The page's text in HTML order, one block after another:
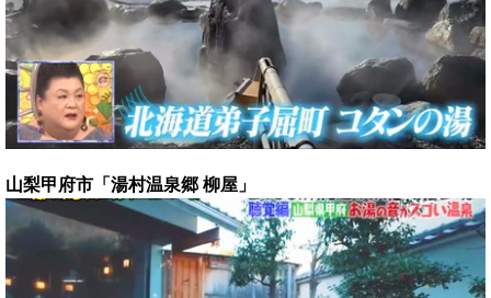
山梨甲府市「湯村温泉郷 柳屋」